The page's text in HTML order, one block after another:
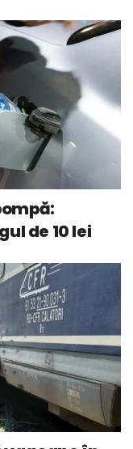
de 10 lei